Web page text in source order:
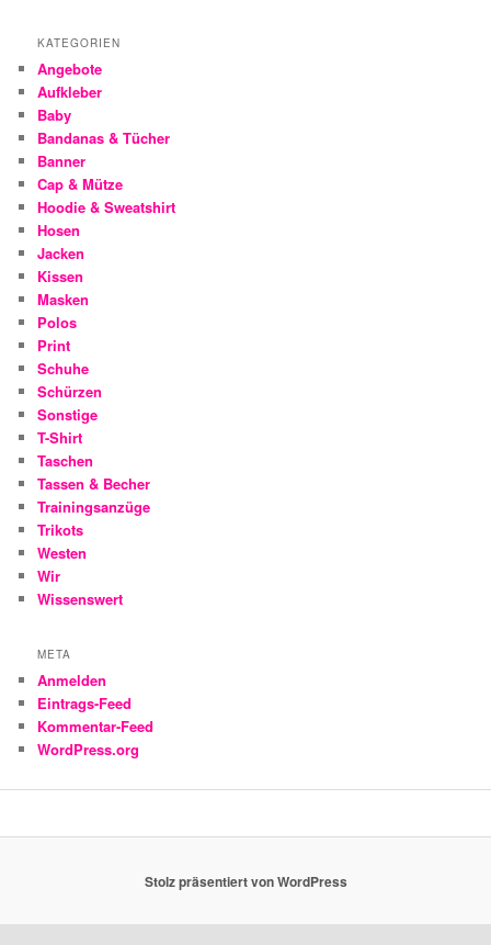
KATEGORIEN
Angebote
Aufkleber
Baby
Bandanas & Tücher
Banner
Cap & Mütze
Hoodie & Sweatshirt
Hosen
Jacken
Kissen
Masken
Polos
Print
Schuhe
Schürzen
Sonstige
T-Shirt
Taschen
Tassen & Becher
Trainingsanzüge
Trikots
Westen
Wir
Wissenswert
META
Anmelden
Eintrags-Feed
Kommentar-Feed
WordPress.org
Stolz präsentiert von WordPress